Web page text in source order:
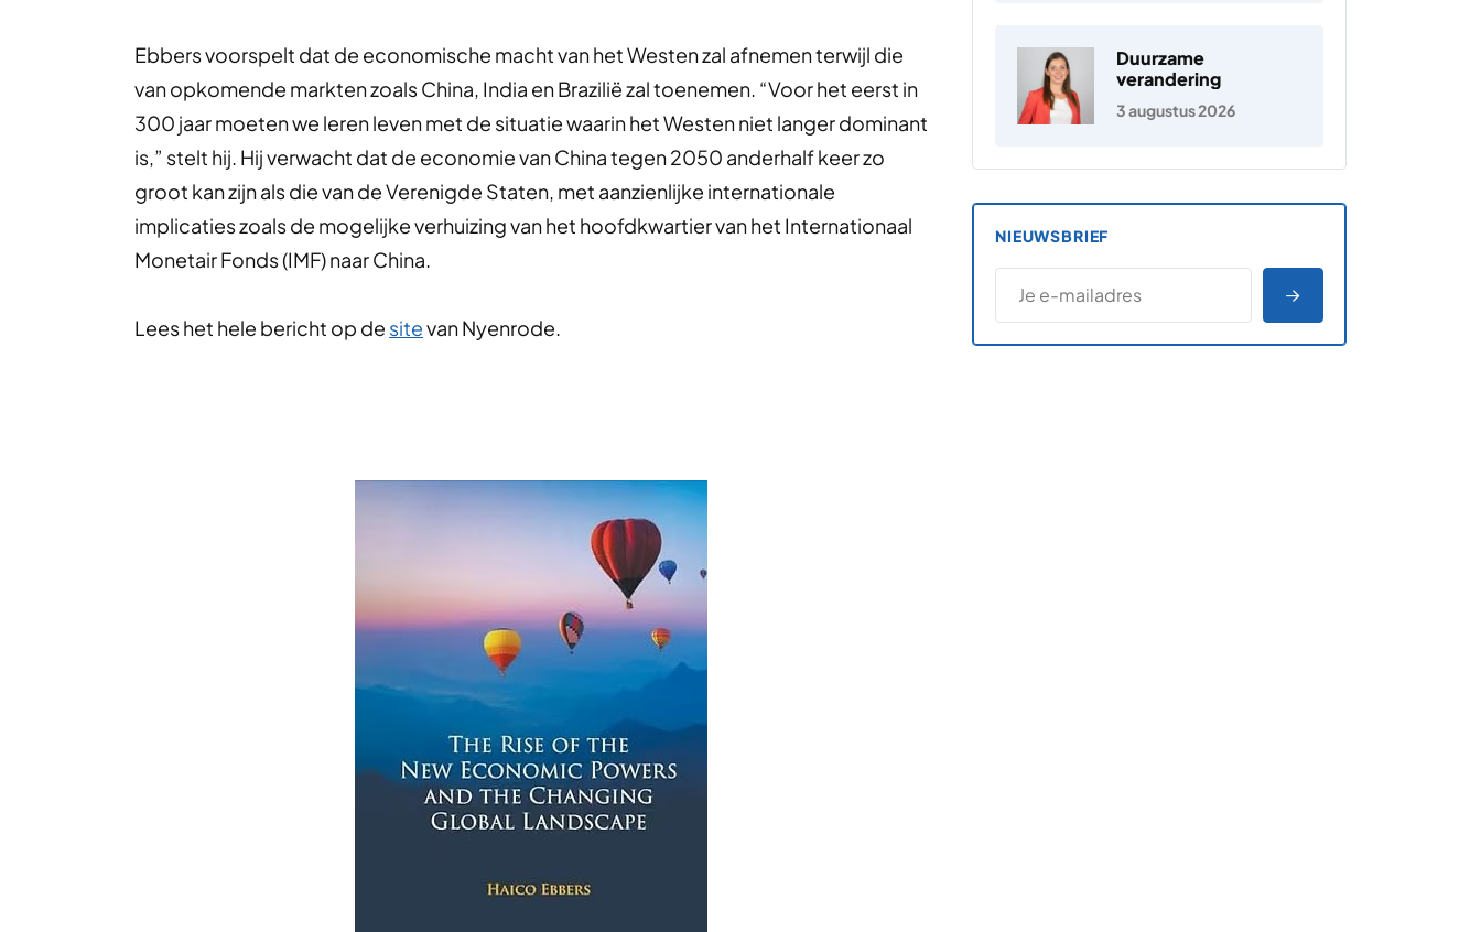
Ebbers voorspelt dat de economische macht van het Westen zal afnemen terwijl die
van opkomende markten zoals China, India en Brazilië zal toenemen. “Voor het eerst in
300 jaar moeten we leren leven met de situatie waarin het Westen niet langer dominant
is,” stelt hij. Hij verwacht dat de economie van China tegen 2050 anderhalf keer zo
groot kan zijn als die van de Verenigde Staten, met aanzienlijke internationale
implicaties zoals de mogelijke verhuizing van het hoofdkwartier van het Internationaal
Monetair Fonds (IMF) naar China.
Lees het hele bericht op de sitevan Nyenrode.
Duurzame
verandering
3 augustus 2026
NIEUWSBRIEF
E-MAILADRES
*
AANMELDEN